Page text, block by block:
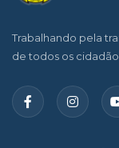
Trabalhando pela
de todos os